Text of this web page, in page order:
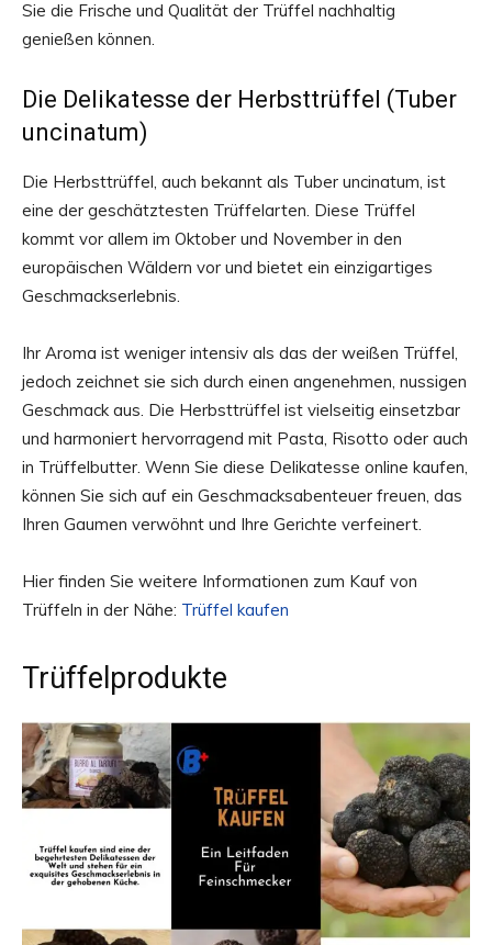
Sie die Frische und Qualität der Trüffel nachhaltig
genießen können.
Die Delikatesse der Herbsttrüffel (Tuber
uncinatum)
Die Herbsttrüffel, auch bekannt als Tuber uncinatum, ist
eine der geschätztesten Trüffelarten. Diese Trüffel
kommt vor allem im Oktober und November in den
europäischen Wäldern vor und bietet ein einzigartiges
Geschmackserlebnis.
Ihr Aroma ist weniger intensiv als das der weißen Trüffel,
jedoch zeichnet sie sich durch einen angenehmen, nussigen
Geschmack aus. Die Herbsttrüffel ist vielseitig einsetzbar
und harmoniert hervorragend mit Pasta, Risotto oder auch
in Trüffelbutter. Wenn Sie diese Delikatesse online kaufen,
können Sie sich auf ein Geschmacksabenteuer freuen, das
Ihren Gaumen verwöhnt und Ihre Gerichte verfeinert.
Hier finden Sie weitere Informationen zum Kauf von
Trüffeln in der Nähe: Trüffel kaufen
Trüffelprodukte